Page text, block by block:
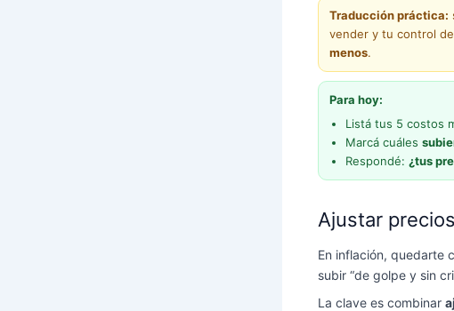
Traducción práctica:
vender y tu control
menos.
Para hoy:
Listá tus 5 costos
Marcá cuáles
Respondé: ¿tus
Ajustar
En inflación, quedarte
subir “de golpe y sin
La clave es combinar